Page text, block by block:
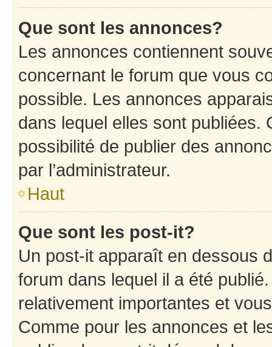
Que sont les annonces?
Les annonces contiennent
concernant le forum que vous
possible. Les annonces
dans lequel elles sont publiées.
possibilité de publier des
par l’administrateur.
Haut
Que sont les post-it?
Un post-it apparaît en dessous
forum dans lequel il a été
relativement importantes et
Comme pour les annonces et